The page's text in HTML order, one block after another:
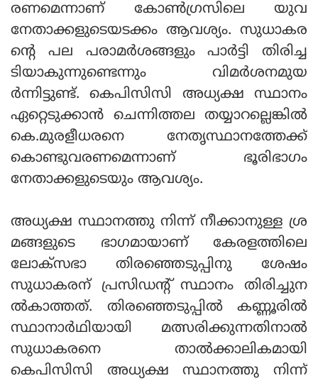
രണമെന്നാണ് കോണ്‍ഗ്രസിലെ യുവ
നേതാക്കളുടെയടക്കം ആവശ്യം. സുധാകര
ന്റെ പല പരാമര്‍ശങ്ങളും പാര്‍ട്ടി തിരിച്ച
ടിയാകുന്നുണ്ടെന്നും വിമര്‍ശനമുയ
ര്‍ന്നിട്ടുണ്ട്. കെപിസിസി അധ്യക്ഷ സ്ഥാനം
ഏറ്റെടുക്കാന്‍ ചെന്നിത്തല തയ്യാറല്ലെങ്കില്‍
കെ.മുരളീധരനെ നേതൃസ്ഥാനത്തേക്ക്
കൊണ്ടുവരണമെന്നാണ് ഭൂരിഭാഗം
നേതാക്കളുടെയും ആവശ്യം.
അധ്യക്ഷ സ്ഥാനത്തു നിന്ന് നീക്കാനുള്ള ശ്ര
മങ്ങളുടെ ഭാഗമായാണ് കേരളത്തിലെ
ലോക്‌സഭാ തിരഞ്ഞെടുപ്പിനു ശേഷം
സുധാകരന് പ്രസിഡന്റ് സ്ഥാനം തിരിച്ചുന
ല്‍കാത്തത്. തിരഞ്ഞെടുപ്പില്‍ കണ്ണൂരില്‍
സ്ഥാനാര്‍ഥിയായി മത്സരിക്കുന്നതിനാല്‍
സുധാകരനെ താല്‍ക്കാലികമായി
കെപിസിസി അധ്യക്ഷ സ്ഥാനത്തു നിന്ന്